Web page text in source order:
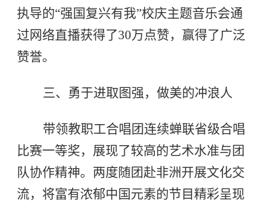
执导的“强国复兴有我”校庆主题音乐会通
过网络直播获得了30万点赞，赢得了广泛
赞誉。
三、勇于进取图强，做美的冲浪人
带领教职工合唱团连续蝉联省级合唱
比赛一等奖，展现了较高的艺术水准与团
队协作精神。两度随团赴非洲开展文化交
流，将富有浓郁中国元素的节目精彩呈现